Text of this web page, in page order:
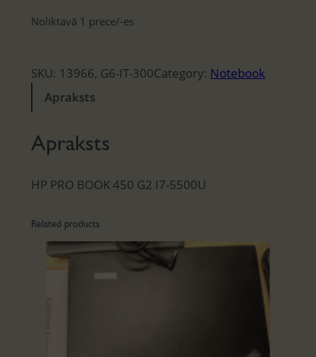
Noliktavā 1 prece/-es
SKU: 13966, G6-IT-300Category: Notebook
Apraksts
Apraksts
HP PRO BOOK 450 G2 I7-5500U
Related products